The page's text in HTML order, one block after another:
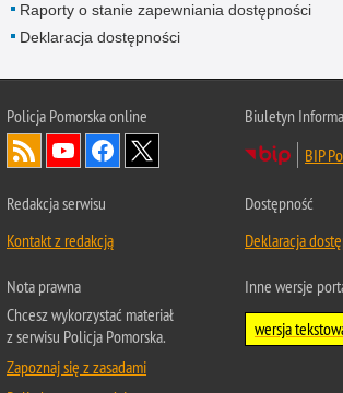
Raporty o stanie zapewniania dostępności
Deklaracja dostępności
Policja Pomorska online
Biuletyn
BIP
Redakcja serwisu
Kontakt z redakcją
Dostępność
Deklaracja
Nota prawna
Chcesz wykorzystać materiał
z serwisu Policja Pomorska.
Zapoznaj się z zasadami
Inne wersje
wersja